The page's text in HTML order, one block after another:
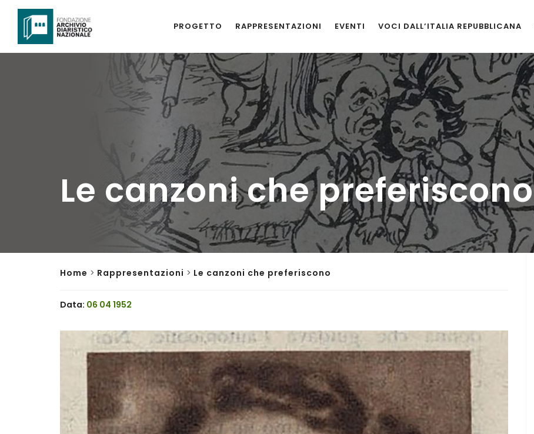
PROGETTO RAPPRESENTAZIONI EVENTI VOCI DALL’ITALIA REPUBBLICANA
Le canzoni che preferiscono
Home > Rappresentazioni > Le canzoni che preferiscono
Data: 06 04 1952